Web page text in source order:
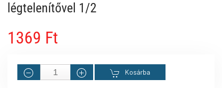
légtelenítővel 1/2
1369 Ft
Kosárba